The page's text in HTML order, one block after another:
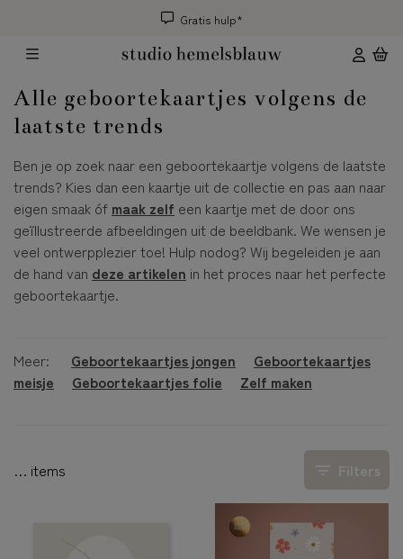
Gratis hulp*
Alle geboortekaartjes volgens de
laatste trends
Ben je op zoek naar een geboortekaartje volgens de laatste
trends? Kies dan een kaartje uit de collectie en pas aan naar
eigen smaak óf maak zelf een kaartje met de door ons
geïllustreerde afbeeldingen uit de beeldbank. We wensen je
veel ontwerpplezier toe! Hulp nodog? Wij begeleiden je aan
de hand van deze artikelen in het proces naar het perfecte
geboortekaartje.
Meer: Geboortekaartjes jongen
Geboortekaartjes
meisje
Geboortekaartjes folie Zelf maken
… items Filters